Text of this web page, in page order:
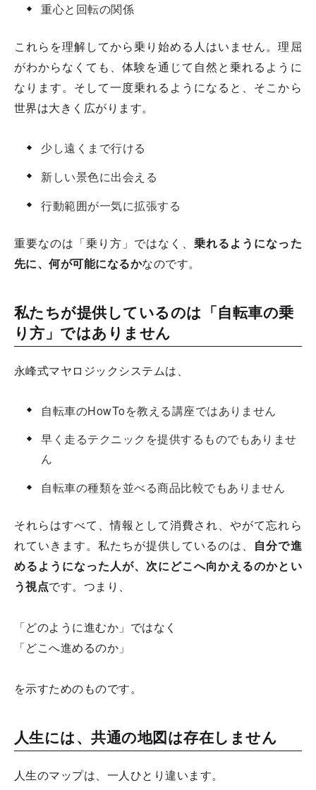
重心と回転の関係
これらを理解してから乗り始める人はいません。理屈
がわからなくても、体験を通じて自然と乗れるように
なります。そして一度乗れるようになると、そこから
世界は大きく広がります。
少し遠くまで行ける
新しい景色に出会える
行動範囲が一気に拡張する
重要なのは「乗り方」ではなく、乗れるようになった
先に、何が可能になるかなのです。
私たちが提供しているのは「自転車の乗
り方」ではありません
永峰式マヤロジックシステムは、
自転車のHowToを教える講座ではありません
早く走るテクニックを提供するものでもありませ
ん
自転車の種類を並べる商品比較でもありません
それらはすべて、情報として消費され、やがて忘れら
れていきます。私たちが提供しているのは、 自分で進
めるようになった人が、次にどこへ向かえるのかとい
う視点です。つまり、
「どのように進むか」ではなく
「どこへ進めるのか」
を示すためのものです。
人生には、共通の地図は存在しません
人生のマップは、一人ひとり違います。